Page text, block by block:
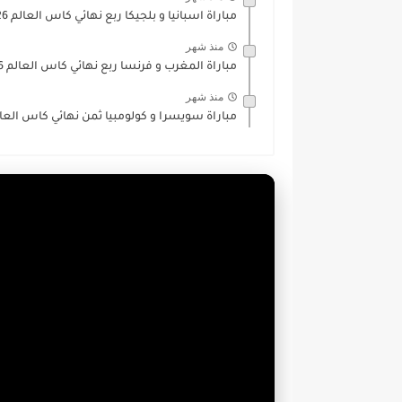
مباراة اسبانيا و بلجيكا ربع نهائي كاس العالم 2026
منذ شهر
مباراة المغرب و فرنسا ربع نهائي كاس العالم 2026
منذ شهر
مباراة سويسرا و كولومبيا ثمن نهائي كاس العالم